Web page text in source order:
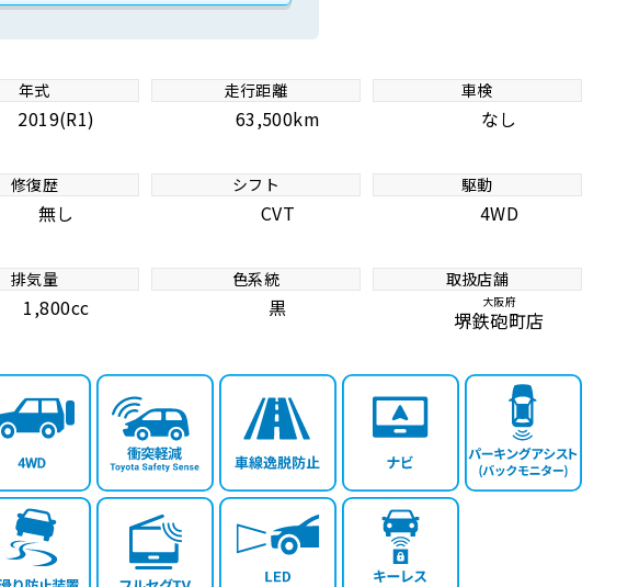
年式
2019(R1)
走行距離
63,500km
車検
なし
修復歴
無し
シフト
CVT
駆動
4WD
排気量
1,800cc
色系統
黒
取扱店舗
大阪府
堺鉄砲町店